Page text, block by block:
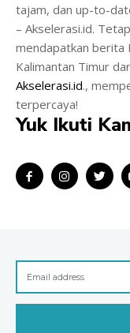
tajam, dan up-to-
– Akselerasi.id.
mendapatkan berita
Kalimantan Timur
Akselerasi.id.,
terpercaya!
Yuk Ikuti